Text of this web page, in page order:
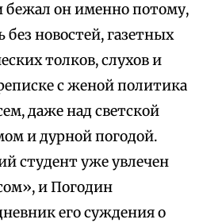
бежал он именно потому,
без новостей, газетных
толков, слухов и
с женой политика
даже над светской
и дурной погодой.
студент уже увлечен
и Погодин
его суждения о